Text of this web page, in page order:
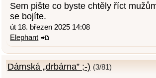
Sem pište co byste chtěly říct
se bojíte.
út 18. březen 2025 14:08
Elephant
Dámská „drbárna” ;-) (3/81)